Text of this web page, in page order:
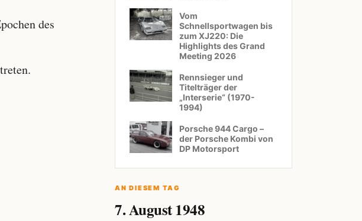
des
Vom
Schnellsportwagen bis
zum XJ220: Die
Highlights des Grand
Meeting 2026
Rennsieger und
Titelträger der
„Interserie“ (1970-
1994)
Porsche 944 Cargo –
der Porsche Kombi von
DP Motorsport
AN DIESEM TAG
7. August 1948